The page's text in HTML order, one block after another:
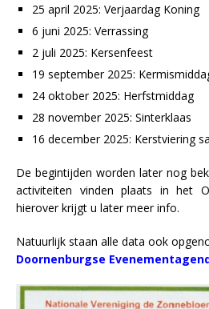
25 april 2025: Verjaardag Koning
6 juni 2025: Verrassing
2 juli 2025: Kersenfeest
19 september 2025:
24 oktober 2025: Herfstmiddag
28 november 2025: Sinterklaas
16 december 2025: Kerstviering
De begintijden worden later nog
activiteiten vinden plaats in het
hierover krijgt u later meer info.
Natuurlijk staan alle data ook
Doornenburgse